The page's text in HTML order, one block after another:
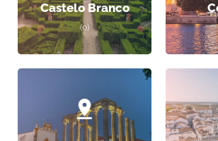
Castelo Branco
(0)